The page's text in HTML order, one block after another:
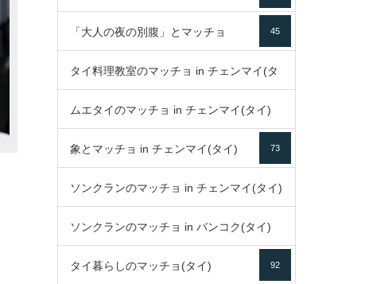
「大人の夜の別腹」とマッチョ 45
タイ料理教室のマッチョ in チェンマイ(タ
イ)
ムエタイのマッチョ in チェンマイ(タイ)
79
象とマッチョ in チェンマイ(タイ) 73
ソンクランのマッチョ in チェンマイ(タイ)
ソンクランのマッチョ in バンコク(タイ)
85
タイ暮らしのマッチョ(タイ) 92